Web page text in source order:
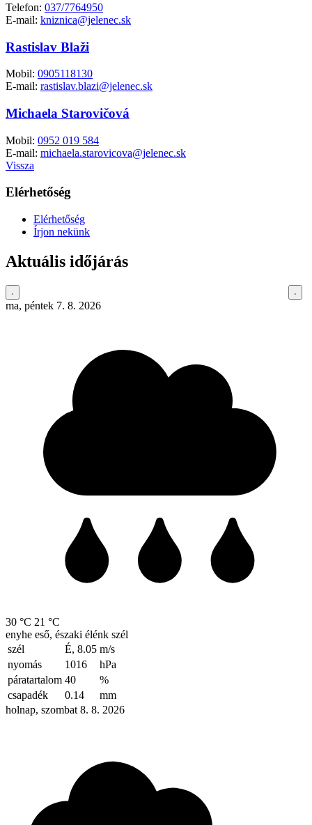
Telefon: 037/7764950
E-mail: kniznica@jelenec.sk
Rastislav Blaži
Mobil: 0905118130
E-mail: rastislav.blazi@jelenec.sk
Michaela Starovičová
Mobil: 0952 019 584
E-mail: michaela.starovicova@jelenec.sk
Vissza
Elérhetőség
Elérhetőség
Írjon nekünk
Aktuális időjárás
ma, péntek 7. 8. 2026
30 °C 21 °C
enyhe eső, északi élénk szél
szél
É, 8.05 m/s
nyomás
1016
hPa
páratartalom 40
%
csapadék
0.14
mm
holnap, szombat 8. 8. 2026